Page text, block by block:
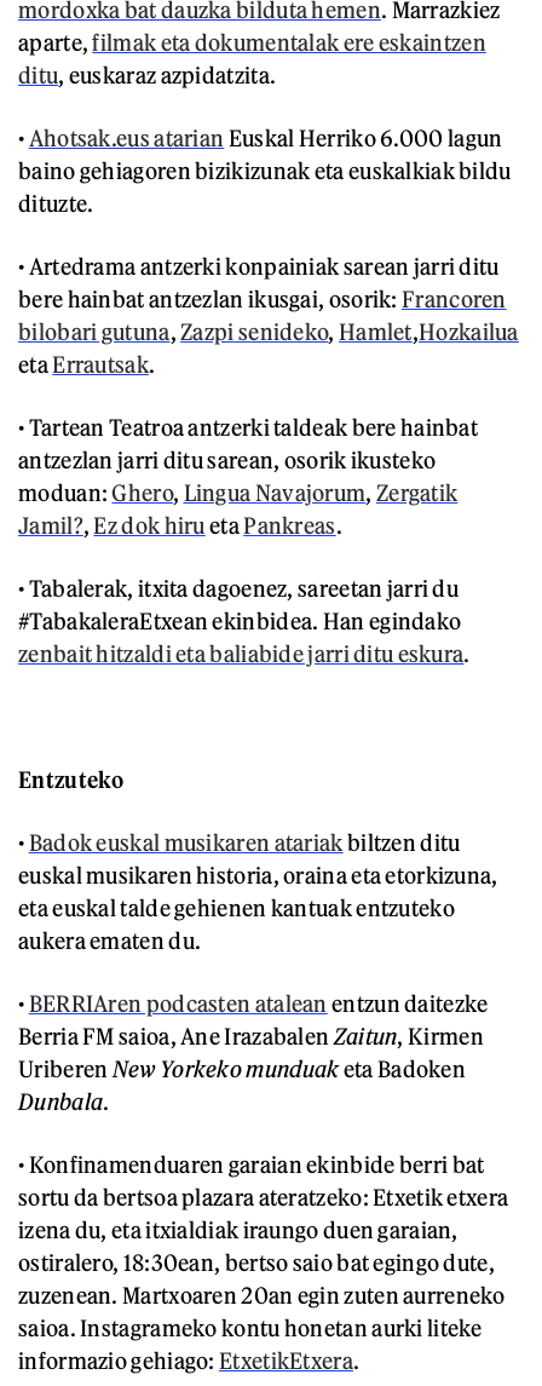
mordoxka bat dauzka bilduta hemen. Marrazkiez
aparte,filmak eta dokumentalak ere eskaintzen
ditu, euskaraz azpidatzita.
• Ahotsak.eus atarian Euskal Herriko 6.000 lagun
baino gehiagoren bizikizunak eta euskalkiak bildu
dituzte.
• Artedrama antzerki konpainiak sarean jarri ditu
bere hainbat antzezlan ikusgai, osorik: Francoren
bilobari gutuna,Zazpi senideko, Hamlet,Hozkailua
etaErrautsak.
• Tartean Teatroa antzerki taldeak bere hainbat
antzezlan jarri ditu sarean, osorik ikusteko
moduan:Ghero, Lingua Navajorum, Zergatik
Jamil?,Ez dok hiru etaPankreas.
• Tabalerak, itxita dagoenez, sareetan jarri du
#TabakaleraEtxean ekinbidea. Han egindako
zenbait hitzaldi eta baliabide jarri ditu eskura.
Entzuteko
•Badok euskal musikaren atariakbiltzen ditu
euskal musikaren historia, oraina eta etorkizuna,
eta euskal talde gehienen kantuak entzuteko
aukera ematen du.
•BERRIAren podcasten atalean entzun daitezke
Berria FM saioa, Ane Irazabalen Zaitun, Kirmen
Uriberen New Yorkeko munduaketa Badoken
Dunbala.
• Konfinamenduaren garaian ekinbide berri bat
sortu da bertsoa plazara ateratzeko: Etxetik etxera
izena du, eta itxialdiak iraungo duen garaian,
ostiralero, 18:30ean, bertso saio bat egingo dute,
zuzenean. Martxoaren 20an egin zuten aurreneko
saioa. Instagrameko kontu honetan aurki liteke
informazio gehiago:EtxetikEtxera.